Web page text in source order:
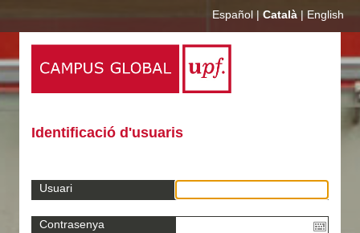
Español | Català | English
Identificació d'usuaris
Usuari
Contrasenya